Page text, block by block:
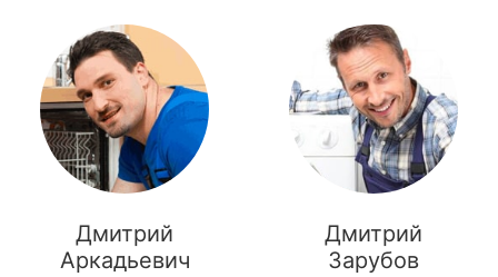
Дмитрий
Аркадьевич
Дмитрий
Зарубов